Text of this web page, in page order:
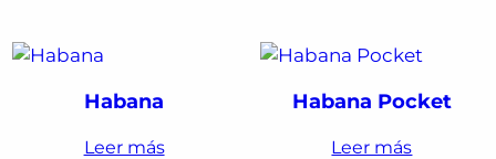
Habana
Leer más
Habana Pocket
Leer más